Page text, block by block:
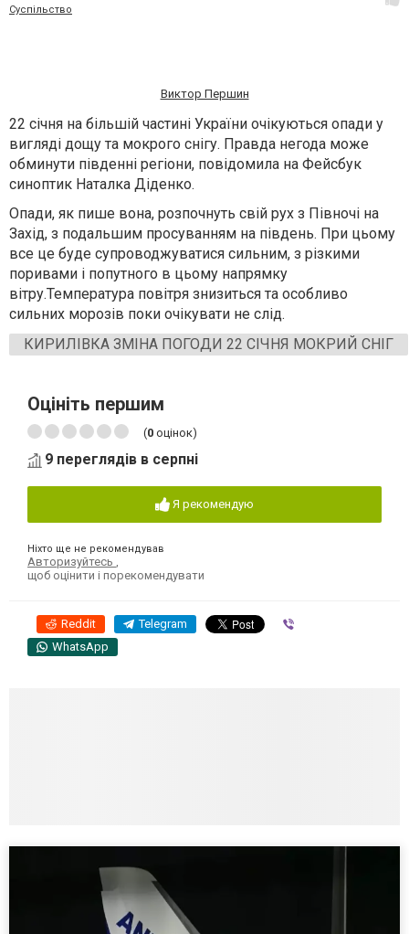
Суспільство
Виктор Першин
22 січня на більшій частині України очікуються опади у
вигляді дощу та мокрого снігу. Правда негода може
обминути південні регіони, повідомила на Фейсбук
синоптик Наталка Діденко.
Опади, як пише вона, розпочнуть свій рух з Півночі на
Захід, з подальшим просуванням на південь. При цьому
все це буде супроводжуватися сильним, з різкими
поривами і попутного в цьому напрямку
вітру.Температура повітря знизиться та особливо
сильних морозів поки очікувати не слід.
КИРИЛІВКА ЗМІНА ПОГОДИ 22 СІЧНЯ МОКРИЙ СНІГ
Оцініть першим
(0 оцінок)
9 переглядів в серпні
Я рекомендую
Ніхто ще не рекомендував
Авторизуйтесь ,
щоб оцінити і порекомендувати
Reddit Telegram
WhatsApp